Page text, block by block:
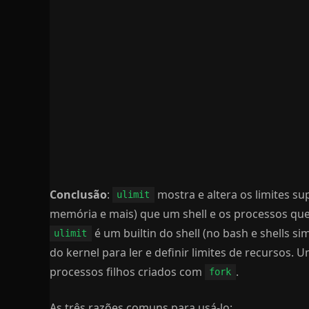
Conclusão: ulimit
mostra e altera os limites
memória e mais) que um shell e os processos
ulimit
é um builtin do shell (no bash e shells
do kernel para ler e definir limites de recursos.
processos filhos criados com
fork .